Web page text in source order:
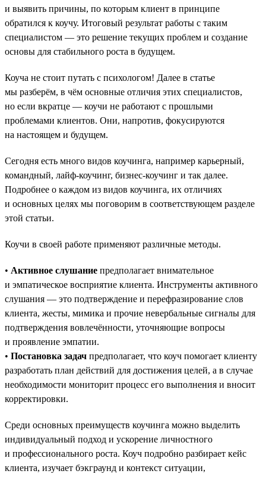
и выявить причины, по которым клиент в принципе
обратился к коучу. Итоговый результат работы с таким
специалистом — это решение текущих проблем и создание
основы для стабильного роста в будущем.
Коуча не стоит путать с психологом! Далее в статье
мы разберём, в чём основные отличия этих специалистов,
но если вкратце — коучи не работают с прошлыми
проблемами клиентов. Они, напротив, фокусируются
на настоящем и будущем.
Сегодня есть много видов коучинга, например карьерный,
командный, лайф-коучинг, бизнес-коучинг и так далее.
Подробнее о каждом из видов коучинга, их отличиях
и основных целях мы поговорим в соответствующем разделе
этой статьи.
Коучи в своей работе применяют различные методы.
• Активное слушание предполагает внимательное
и эмпатическое восприятие клиента. Инструменты активного
слушания — это подтверждение и перефразирование слов
клиента, жесты, мимика и прочие невербальные сигналы для
подтверждения вовлечённости, уточняющие вопросы
и проявление эмпатии.
• Постановка задач предполагает, что коуч помогает клиенту
разработать план действий для достижения целей, а в случае
необходимости мониторит процесс его выполнения и вносит
корректировки.
Среди основных преимуществ коучинга можно выделить
индивидуальный подход и ускорение личностного
и профессионального роста. Коуч подробно разбирает кейс
клиента, изучает бэкграунд и контекст ситуации,